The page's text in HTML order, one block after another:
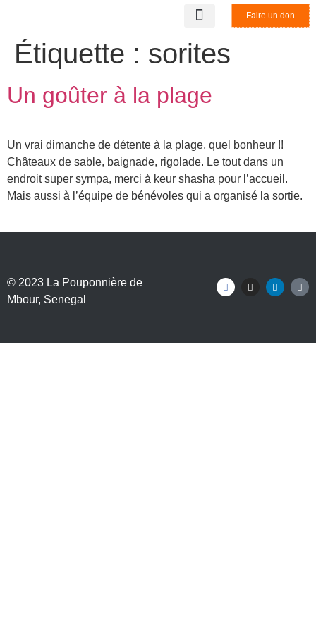
Faire un don
Étiquette : sorites
Un goûter à la plage
Un vrai dimanche de détente à la plage, quel bonheur !!
Châteaux de sable, baignade, rigolade. Le tout dans un
endroit super sympa, merci à keur shasha pour l’accueil.
Mais aussi à l’équipe de bénévoles qui a organisé la sortie.
© 2023 La Pouponnière de
Mbour, Senegal